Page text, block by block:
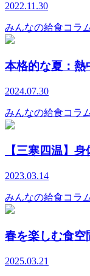
2022.11.30
みんなの給食コラ
本格的な夏：熱
2024.07.30
みんなの給食コラ
【三寒四温】
2023.03.14
みんなの給食コラ
春を楽しむ食空
2025.03.21